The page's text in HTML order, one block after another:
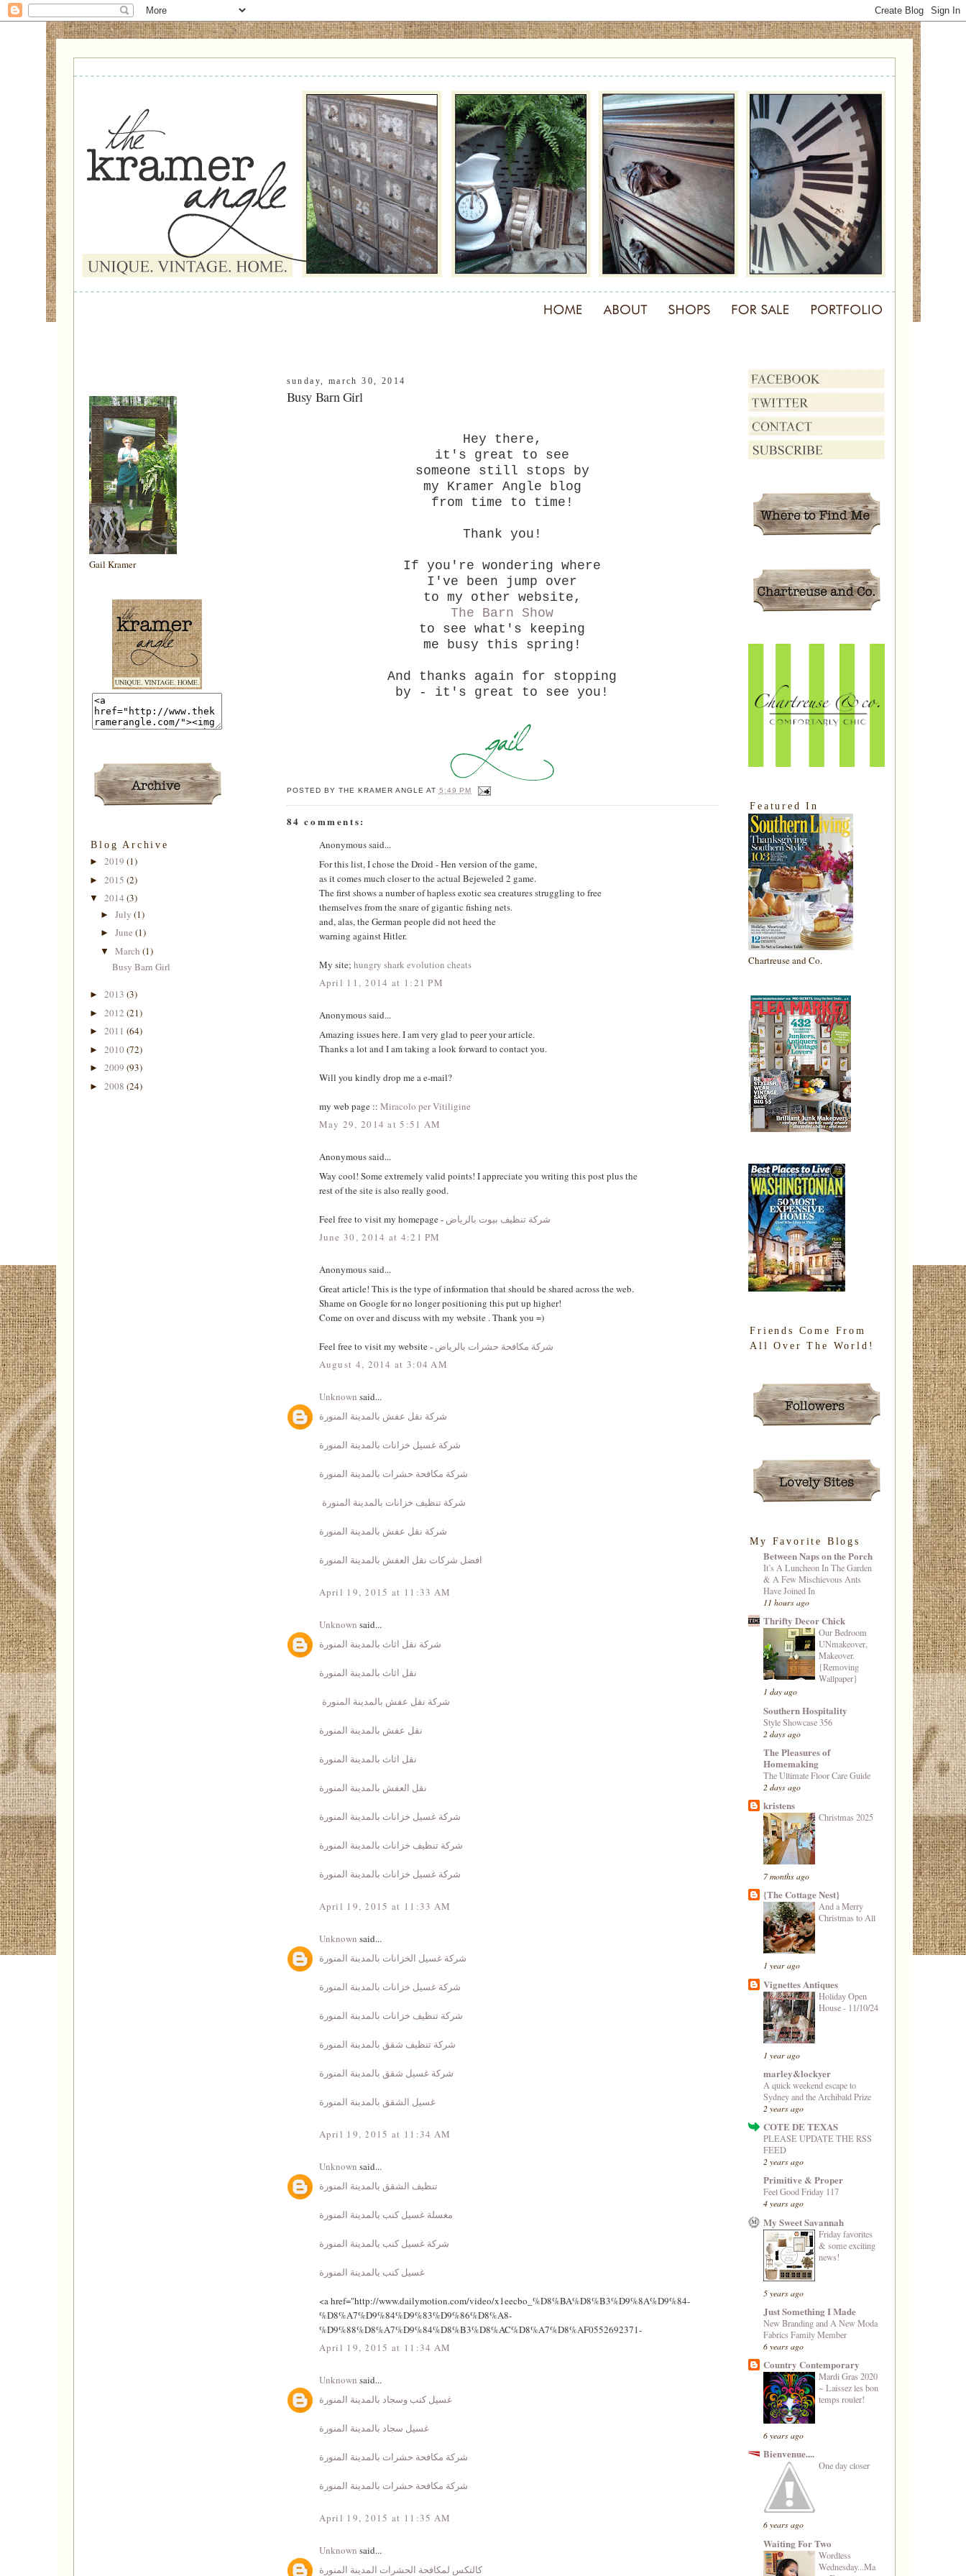
Gail Kramer
Blog Archive
► 2019 (1)
► 2015 (2)
▼ 2014 (3)
►July(1)
►June(1)
▼March(1)
Busy Barn Girl
► 2013 (3)
► 2012 (21)
► 2011 (64)
► 2010 (72)
► 2009 (93)
► 2008 (24)
sunday, march 30, 2014
Busy Barn Girl
Hey there,
it's great to see
someone still stops by
my Kramer Angle blog
from time to time!
Thank you!
If you're wondering where
I've been jump over
to my other website,
The Barn Show
to see what's keeping
me busy this spring!
And thanks again for stopping
by - it's great to see you!
POSTED BY THE KRAMER ANGLE AT 5:49 PM
84 comments:
Anonymous said...
For this list, I chose the Droid - Hen version of the game,
as it comes much closer to the actual Bejeweled 2 game.
The first shows a number of hapless exotic sea creatures struggling to free
themselves from the snare of gigantic fishing nets.
and, alas, the German people did not heed the
warning against Hitler.
My site; hungry shark evolution cheats
April 11, 2014 at 1:21 PM
Anonymous said...
Amazing issues here. I am very glad to peer your article.
Thanks a lot and I am taking a look forward to contact you.
Will you kindly drop me a e-mail?
my web page :: Miracolo per Vitiligine
May 29, 2014 at 5:51 AM
Anonymous said...
Way cool! Some extremely valid points! I appreciate you writing this post plus the
rest of the site is also really good.
Feel free to visit my homepage - شركة تنظيف بيوت بالرياض
June 30, 2014 at 4:21 PM
Anonymous said...
Great article! This is the type of information that should be shared across the web.
Shame on Google for no longer positioning this put up higher!
Come on over and discuss with my website . Thank you =)
Feel free to visit my website - شركة مكافحة حشرات بالرياض
August 4, 2014 at 3:04 AM
Unknown said...
شركة غسيل خزانات بالمدينة المنورة
شركة نقل عفش بالمدينة المنورة
افضل شركات نقل العفش بالمدينة المنورة
April 19, 2015 at 11:33 AM
Unknown said...
شركة نقل اثاث بالمدينة المنورة
نقل اثاث بالمدينة المنورة
نقل عفش بالمدينة المنورة
نقل اثاث بالمدينة المنورة
نقل العفش بالمدينة المنورة
شركة غسيل خزانات بالمدينة المنورة
شركة تنظيف خزانات بالمدينة المنورة
شركة غسيل خزانات بالمدينة المنورة
April 19, 2015 at 11:33 AM
Unknown said...
شركة غسيل الخزانات بالمدينة المنورة
شركة غسيل خزانات بالمدينة المنورة
شركة تنظيف خزانات بالمدينة المنورة
شركة تنظيف شقق بالمدينة المنورة
شركة غسيل شقق بالمدينة المنورة
غسيل الشقق بالمدينة المنورة
April 19, 2015 at 11:34 AM
Unknown said...
تنظيف الشقق بالمدينة المنورة
مغسلة غسيل كنب بالمدينة المنورة
شركة غسيل كنب بالمدينة المنورة
غسيل كنب بالمدينة المنورة
<a href="http://www.dailymotion.com/video/x1eecbo_%D8%BA%D8%B3%D9%8A%D9%84-
%D8%A7%D9%84%D9%83%D9%86%D8%A8-
%D9%88%D8%A7%D9%84%D8%B3%D8%AC%D8%A7%D8%AF0552692371-
April 19, 2015 at 11:34 AM
Unknown said...
غسيل كنب وسجاد بالمدينة المنورة
غسيل سجاد بالمدينة المنورة
شركة مكافحة حشرات بالمدينة المنورة
شركة مكافحة حشرات بالمدينة المنورة
April 19, 2015 at 11:35 AM
Unknown said...
كالتكس لمكافحة الحشرات المدينة المنورة
Featured In
Chartreuse and Co.
Friends Come From
All Over The World!
My Favorite Blogs
Between Naps on the Porch
It’s A Luncheon In The Garden
& A Few Mischievous Ants
Have Joined In
11 hours ago
Thrifty Decor Chick
Our Bedroom
UNmakeover,
Makeover.
{Removing
Wallpaper}
1 day ago
Southern Hospitality
Style Showcase 356
2 days ago
The Pleasures of
Homemaking
The Ultimate Floor Care Guide
2 days ago
kristens
Christmas 2025
7 months ago
{The Cottage Nest}
And a Merry
Christmas to All
1 year ago
Vignettes Antiques
Holiday Open
House - 11/10/24
1 year ago
marley&lockyer
A quick weekend escape to
Sydney and the Archibald Prize
2 years ago
COTE DE TEXAS
PLEASE UPDATE THE RSS
FEED
2 years ago
Primitive & Proper
Feel Good Friday 117
4 years ago
My Sweet Savannah
Friday favorites
& some exciting
news!
5 years ago
Just Something I Made
New Branding and A New Moda
Fabrics Family Member
6 years ago
Country Contemporary
Mardi Gras 2020
~ Laissez les bon
temps rouler!
6 years ago
Bienvenue....
One day closer
6 years ago
Waiting For Two
Wordless
Wednesday...Ma